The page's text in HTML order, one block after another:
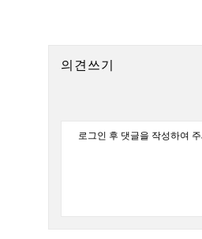
의견쓰기